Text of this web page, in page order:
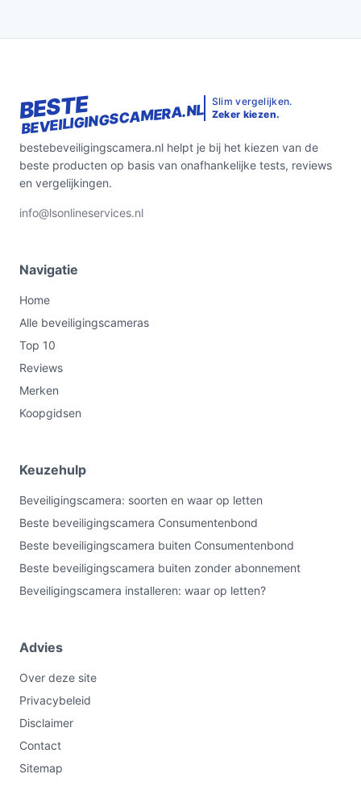
BESTE
BEVEILIGINGSCAMERA.NL Slim vergelijken.
Zeker kiezen.
bestebeveiligingscamera.nl helpt je bij het kiezen van de
beste producten op basis van onafhankelijke tests, reviews
en vergelijkingen.
info@lsonlineservices.nl
Navigatie
Home
Alle beveiligingscameras
Top 10
Reviews
Merken
Koopgidsen
Keuzehulp
Beveiligingscamera: soorten en waar op letten
Beste beveiligingscamera Consumentenbond
Beste beveiligingscamera buiten Consumentenbond
Beste beveiligingscamera buiten zonder abonnement
Beveiligingscamera installeren: waar op letten?
Advies
Over deze site
Privacybeleid
Disclaimer
Contact
Sitemap